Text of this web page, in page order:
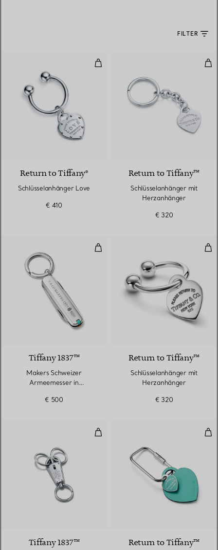
FILTER
Schlüsselanhänger Love
Return to Tiffany®
Schlüsselanhänger Love
€ 410
Return to Tiffany™
Schlüsselanhänger mit
Herzanhänger
€ 320
Makers Schweizer
Tiffany 1837™
Makers Schweizer
Armeemesser in
€ 500
Return to Tiffany™
Schlüsselanhänger mit
Herzanhänger
€ 320
Makers Valet-
Tiffany 1837™ Return to Tiffany™